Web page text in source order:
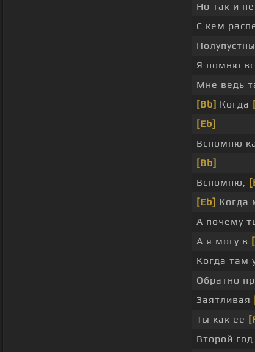
Но так и
С кем
Я помню
Мне ведь
[Bb] Когда
[Eb]
Вспомню
[Bb]
Вспомню,
[Eb] Когда
А почему
А я могу в
Когда там
Обратно
Заятливая
Ты как её
Второй год